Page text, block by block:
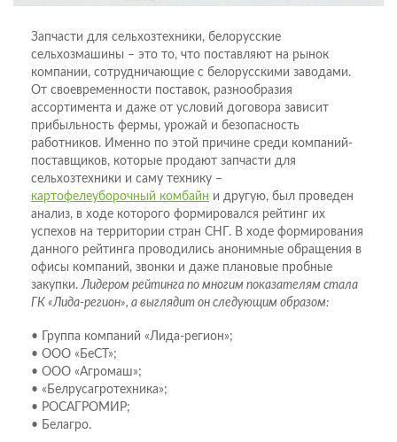
Запчасти для сельхозтехники, белорусские
сельхозмашины – это то, что поставляют на рынок
компании, сотрудничающие с белорусскими заводами.
От своевременности поставок, разнообразия
ассортимента и даже от условий договора зависит
прибыльность фермы, урожай и безопасность
работников. Именно по этой причине среди компаний-
поставщиков, которые продают запчасти для
сельхозтехники и саму технику –
картофелеуборочный комбайн и другую, был проведен
анализ, в ходе которого формировался рейтинг их
успехов на территории стран СНГ. В ходе формирования
данного рейтинга проводились анонимные обращения в
офисы компаний, звонки и даже плановые пробные
закупки.Лидером рейтинга по многим показателям стала
ГК «Лида-регион», а выглядит он следующим образом:
• Группа компаний «Лида-регион»;
• ООО «БеСТ»;
• ООО «Агромаш»;
• «Белрусагротехника»;
• РОСАГРОМИР;
• Белагро.